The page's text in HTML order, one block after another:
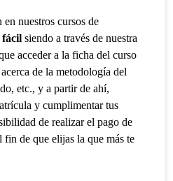
nuestros cursos de
fácil siendo a través de nuestra
acceder a la ficha del curso
de la metodología del
etc., y a partir de ahí,
y cumplimentar tus
de realizar el pago de
fin de que elijas la que más te